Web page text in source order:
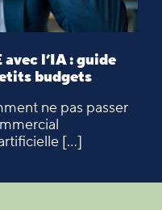
l’IA : guide
budgets
ne pas passer
[…]